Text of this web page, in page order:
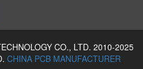
CO., LTD. 2010-2025
CHINA PCB MANUFACTURER